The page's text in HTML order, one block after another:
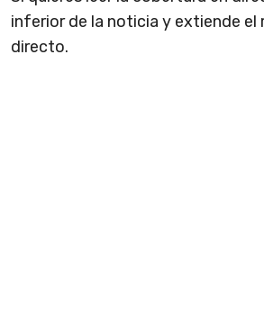
inferior de la noticia y extiende el
directo.